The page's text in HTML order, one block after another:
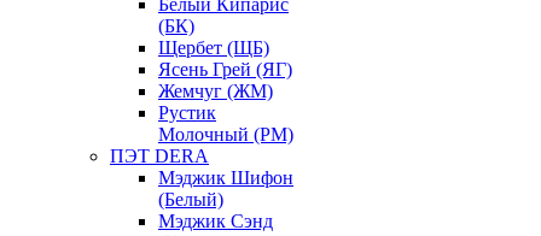
Белый Кипарис
(БК)
Щербет (ЩБ)
Ясень Грей (ЯГ)
Жемчуг (ЖМ)
Рустик
Молочный (РМ)
ПЭТ DERA
Мэджик Шифон
(Белый)
Мэджик Сэнд